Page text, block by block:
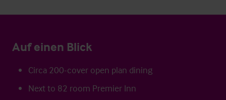
Auf einen Blick
Circa 200-cover open plan dining
Next to 82 room Premier Inn